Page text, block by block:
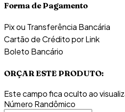
Forma de Pagamento
Pix ou Transferência Bancária
Cartão de Crédito por Link
Boleto Bancário
ORÇAR ESTE PRODUTO:
Este campo fica oculto ao
Número Randômico